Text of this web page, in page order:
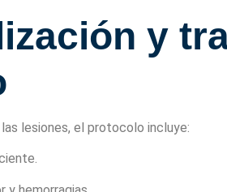
y
lesiones, el protocolo incluye: